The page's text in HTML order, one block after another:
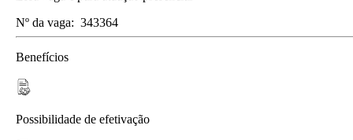
Nº da vaga: 343364
Benefícios
Possibilidade de efetivação